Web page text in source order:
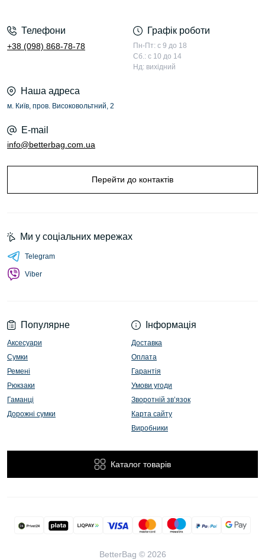
Телефони
+38 (098) 868-78-78
Графік роботи
Пн-Пт: с 9 до 18
Сб.: с 10 до 14
Нд: вихідний
Наша адреса
м. Київ, пров. Високовольтний, 2
E-mail
info@betterbag.com.ua
Перейти до контактів
Популярне
Аксесуари
Сумки
Ремені
Рюкзаки
Гаманці
Дорожні сумки
Інформація
Доставка
Оплата
Гарантія
Умови угоди
Зворотній зв’язок
Карта сайту
Виробники
Каталог товарів
Ми у соціальних мережах
Telegram
Viber
BetterBag © 2026